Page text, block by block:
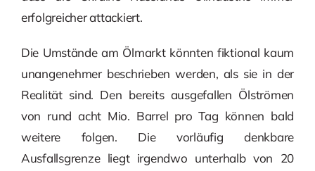
erfolgreicher attackiert.
Die Umstände am Ölmarkt könnten fiktional kaum
unangenehmer beschrieben werden, als sie in der
Realität sind. Den bereits ausgefallen Ölströmen
von rund acht Mio. Barrel pro Tag können bald
weitere folgen. Die vorläufig denkbare
Ausfallsgrenze liegt irgendwo unterhalb von 20